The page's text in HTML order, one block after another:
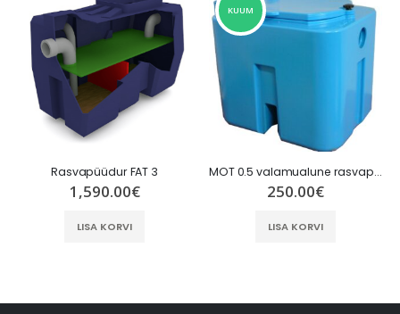
Rasvapüüdur FAT 3
1,590.00€
LISA KORVI
KUUM
MOT 0.5 valamualune rasvapüüdur
250.00€
LISA KORVI